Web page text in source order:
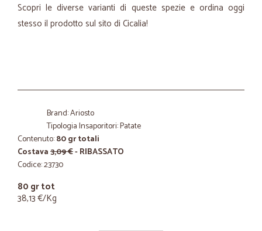
Scopri le diverse varianti di queste spezie e ordina oggi
stesso il prodotto sul sito di Cicalia!
Brand: Ariosto
Tipologia Insaporitori: Patate
Contenuto:80 gr totali
Costava3,09 €- RIBASSATO
Codice: 23730
80 gr tot
38,13 €/Kg